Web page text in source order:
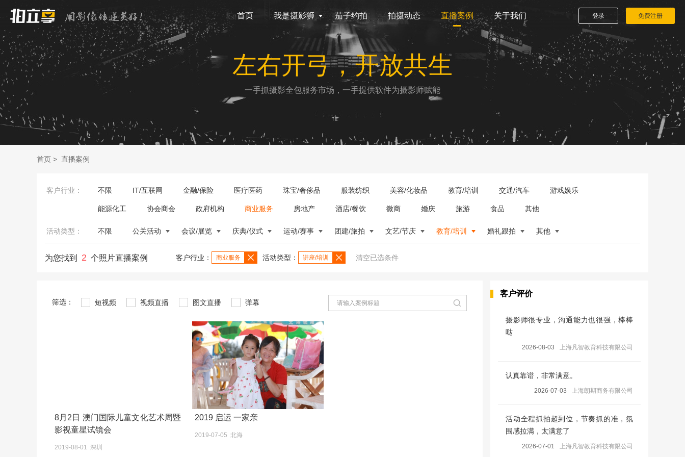
首页 我是摄影狮 茄子约拍 拍摄动态 直播案例 关于我们 登录 免费注册
左右开弓，开放共生
一手抓摄影全包服务市场，一手提供软件为摄影师赋能
首页 > 直播案例
客户行业： 不限 IT/互联网 金融/保险 医疗医药 珠宝/奢侈品 服装纺织 美容/化妆品 教育/培训 交通/汽车 游戏娱乐
能源化工 协会商会 政府机构 商业服务 房地产 酒店/餐饮 微商 婚庆 旅游 食品 其他
活动类型： 不限 公关活动 会议/展览 庆典/仪式 运动/赛事 团建/旅拍 文艺/节庆 教育/培训 婚礼跟拍 其他
为您找到 2 个照片直播案例 客户行业： 商业服务 活动类型： 讲座/培训 清空已选条件
筛选： 短视频 视频直播 图文直播 弹幕
8月2日 澳门国际儿童文化艺术周暨
影视童星试镜会
2019-08-01 深圳
2019 启运 一家亲
2019-07-05 北海
客户评价
摄影师很专业，沟通能力也很强，棒棒
哒
2026-08-03 上海凡智教育科技有限公司
认真靠谱，非常满意。
2026-07-03 上海朗期商务有限公司
活动全程抓拍超到位，节奏抓的准，氛
围感拉满，太满意了
2026-07-01 上海凡智教育科技有限公司